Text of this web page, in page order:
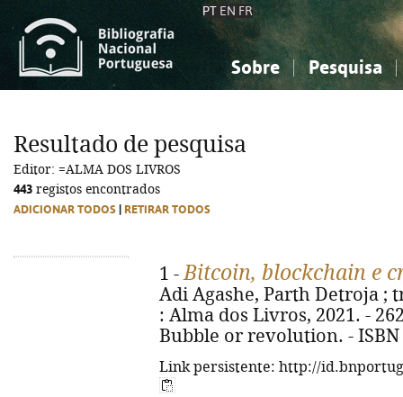
PT EN FR
Sobre Pesquisa
Ciências sociais...
Ciências sociais...
Resultado de pesquisa
Editor: =ALMA DOS LIVROS
443 registos encontrados
ADICIONAR TODOS RETIRAR TODOS
1 -Bitcoin, blockchain e
Adi Agashe, Parth Detroja ;
: Alma dos Livros, 2021. -
Bubble or revolution. - ISBN
Link persistente: http://